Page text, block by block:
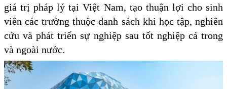
giá trị pháp lý tại Việt Nam, tạo thuận lợi cho sinh
viên các trường thuộc danh sách khi học tập, nghiên
cứu và phát triển sự nghiệp sau tốt nghiệp cả trong
và ngoài nước.